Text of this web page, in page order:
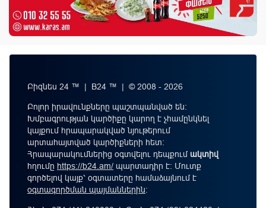
Բիզնես 24 ™ | B24 ™ | © 2008 - 2026
Բոլոր իրավունքները պաշտպանված են:
Խմբագրության կարծիքը կարող է չհամընկնել
կայքում հրապարակված նյութերում
արտահայտված կարծիքների հետ:
Հրապարակումներից օգտվելու դեպքումակտիվ
հղումը https://b24.am/ պարտադիր է: Մուտք
գործելով կայք՝ օգտատերը համաձայնում է
օգտագործման պայմաններին։